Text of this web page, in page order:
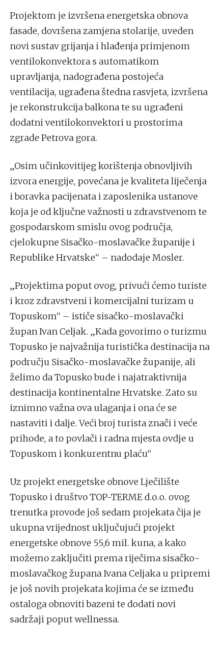
Projektom je izvršena energetska obnova
fasade, dovršena zamjena stolarije, uveden
novi sustav grijanja i hlađenja primjenom
ventilokonvektora s automatikom
upravljanja, nadograđena postojeća
ventilacija, ugrađena štedna rasvjeta, izvršena
je rekonstrukcija balkona te su ugrađeni
dodatni ventilokonvektori u prostorima
zgrade Petrova gora.
„Osim učinkovitijeg korištenja obnovljivih
izvora energije, povećana je kvaliteta liječenja
i boravka pacijenata i zaposlenika ustanove
koja je od ključne važnosti u zdravstvenom te
gospodarskom smislu ovog područja,
cjelokupne Sisačko-moslavačke županije i
Republike Hrvatske“ – nadodaje Mosler.
„Projektima poput ovog, privući ćemo turiste
i kroz zdravstveni i komercijalni turizam u
Topuskom“ – ističe sisačko-moslavački
župan Ivan Celjak. „Kada govorimo o turizmu
Topusko je najvažnija turistička destinacija na
području Sisačko-moslavačke županije, ali
želimo da Topusko bude i najatraktivnija
destinacija kontinentalne Hrvatske. Zato su
iznimno važna ova ulaganja i ona će se
nastaviti i dalje. Veći broj turista znači i veće
prihode, a to povlači i radna mjesta ovdje u
Topuskom i konkurentnu plaću“
Uz projekt energetske obnove Lječilište
Topusko i društvo TOP-TERME d.o.o. ovog
trenutka provode još sedam projekata čija je
ukupna vrijednost uključujući projekt
energetske obnove 55,6 mil. kuna, a kako
možemo zaključiti prema riječima sisačko-
moslavačkog župana Ivana Celjaka u pripremi
je još novih projekata kojima će se između
ostaloga obnoviti bazeni te dodati novi
sadržaji poput wellnessa.